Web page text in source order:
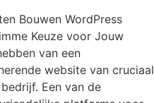
Bouwen WordPress
Keuze voor Jouw
van een
website van cruciaal
Een van de